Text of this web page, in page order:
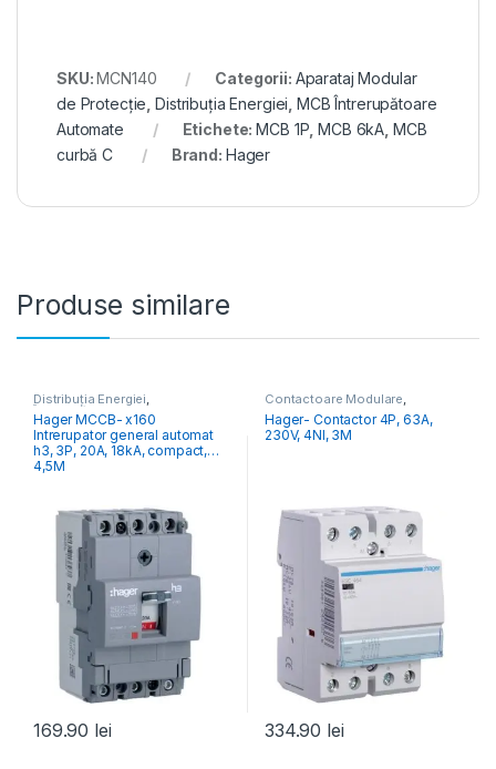
SKU:MCN140 Categorii: Aparataj Modular
de Protecție ,Distribuția Energiei MCB Întrerupătoare
Automate
Etichete:MCB 1P ,MCB 6kA MCB
curbă C
Brand: Hager
Produse similare
Distribuția Energiei,
Întrerupătoare Generale
Hager MCCB- x160
Intrerupator general automat
h3, 3P, 20A, 18kA, compact,
4,5M
169.90 lei
Contactoare Modulare,
Distribuția Energiei
Hager- Contactor 4P, 63A,
230V, 4NI, 3M
334.90 lei